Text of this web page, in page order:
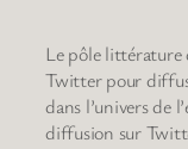
Le pôle littérature
Twitter pour
dans l’univers de
diffusion sur